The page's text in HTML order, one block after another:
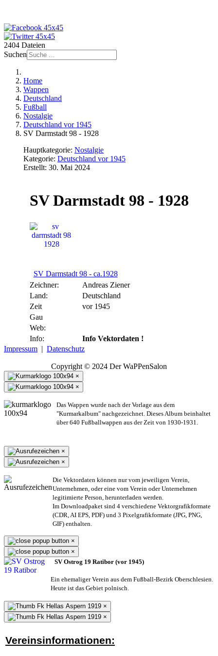
2404 Dateien
Suchen
Home
Wappen
Deutschland
Fußball
Nostalgie
Deutschland vor 1945
SV Darmstadt 98 - 1928
Hauptkategorie: Nostalgie
Kategorie: Deutschland vor 1945
Erstellt: 30. Mai 2024
SV Darmstadt 98 - 1928
SV Darmstadt 98 - ca.1928
Zeichner:
Andreas Ziener
Land:
Deutschland
Zeit
vor 1945
Gau
Web:
Info:
Info Vektordaten !
Impressum | Datenschutz
Copyright © 2024 Der WaPPenSalon
×
×
Das Wappen wurde nach der Vorlage aus dem
"Kurmarkalbum" nachgezeichnet. Dieses Album beinhaltet
über 640 Fußballwappen aus der Zeit von 1930-1931.
×
×
Die Vektordaten können nur vom jeweiligen Verein,
Unternehmen, oder eine vom Verein oder Unternehmen
legitimierte Person, herunterladen werden.
Im Downloadpaket sind 4 verschiedene Vektorgrafikformate
(CDR, AI EPS, PDF) und 3 Pixelgrafikformate (JPG, PNG,
GIF) enthalten.
×
×
SV Ostrog 19 Ratibor (vor 1945)
Ein ehemaliger Verein aus dem Fußball-Bezirk Oberschlesien.
Heute ist das Gebiet polnisch.
×
×
Vereinsinformationen: